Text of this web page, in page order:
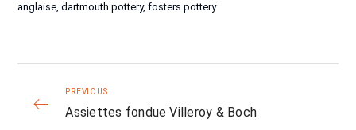
anglaise,dartmouth pottery,fosters pottery
PREVIOUS
Assiettes fondue Villeroy & Boch